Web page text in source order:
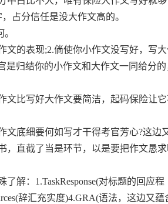
占分信任是没大作文高的。
文的表现;2.倘使你小作文没写好，写
是归结你的小作文和大作文一同给分
文比写好大作文要简洁，起码保险让
文底细要何如写才干得考官芳心?这边
，直截了当是环节，以是要把作文恳
解：1.TaskResponse(对标题的回应程
辞汇充实度)4.GRA(语法，这边又蕴